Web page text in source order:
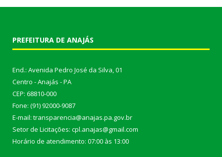
PREFEITURA DE ANAJÁS
End.: Avenida Pedro José da Silva, 01
Centro - Anajás - PA
CEP: 68810-000
Fone: (91) 92000-9087
E-mail: transparencia@anajas.pa.gov.br
Setor de Licitações: cpl.anajas@gmail.com
Horário de atendimento: 07:00 às 13:00